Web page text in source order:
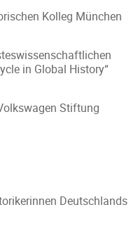
Kolleg Mün­chen
in Global History“
Stiftung
Deutschlands